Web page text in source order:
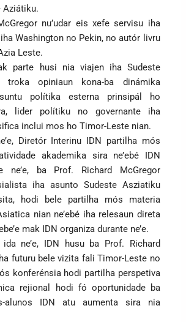
Aziátiku.
nu’udar eis xefe servisu iha
Washington no Pekin, no autór livru
Leste.
parte husi nia viajen iha Sudeste
troka opiniaun kona-ba dinámika
polítika esterna prinsipál ho
lider polítiku no governante iha
inclui mos ho Timor-Leste nian.
Diretór Interinu IDN partilha mós
akademika sira ne’ebé IDN
ne’e, ba Prof. Richard McGregor
iha asunto Sudeste Asziatiku
hodi bele partilha mós materia
nian ne’ebé iha relesaun direta
mak IDN organiza durante ne’e.
ne’e, IDN husu ba Prof. Richard
futuru bele vizita fali Timor-Leste no
konferénsia hodi partilha perspetiva
rejional hodi fó oportunidade ba
alunos IDN atu aumenta sira nia